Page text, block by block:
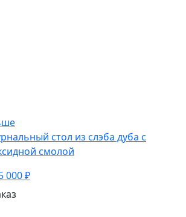
стол из слэба дуба с
смолой
000 ₽